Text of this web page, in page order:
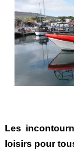
Les
loisirs pour